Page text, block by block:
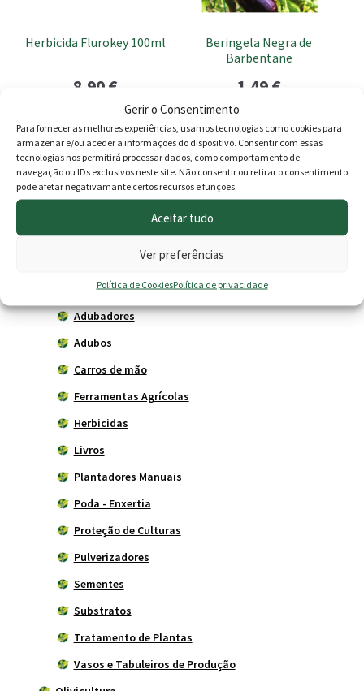
Gerir o Consentimento
Para fornecer as melhores experiências, usamos tecnologias como cookies para
armazenar e/ou aceder a informações do dispositivo. Consentir com essas
tecnologias nos permitirá processar dados, como comportamento de
navegação ou IDs exclusivos neste site. Não consentir ou retirar o consentimento
pode afetar negativamante certos recursos e funções.
Aceitar tudo
Ver preferências
Política de CookiesPolítica de privacidade
Herbicida Flurokey 100ml
8.90€
Esgotado
Beringela Negra de
Barbentane
1.49€
Adicionar
Produtos
Agricultura
Acessórios
Adubadores
Adubos
Carros de mão
Ferramentas Agrícolas
Herbicidas
Livros
Plantadores Manuais
Poda - Enxertia
Proteção de Culturas
Pulverizadores
Sementes
Substratos
Tratamento de Plantas
Vasos e Tabuleiros de Produção